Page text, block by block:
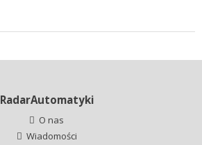
RadarAutomatyki
O nas
Wiadomości